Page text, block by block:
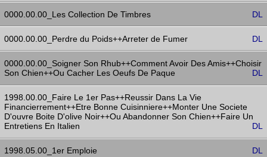
0000.00.00_Les Collection De Timbres DL
0000.00.00_Perdre du Poids++Arreter de Fumer DL
0000.00.00_Soigner Son Rhub++Comment Avoir Des Amis++Choisir
Son Chien++Ou Cacher Les Oeufs De Paque
DL
1998.00.00_Faire Le 1er Pas++Reussir Dans La Vie
Financierrement++Etre Bonne Cuisinniere++Monter Une Societe
D'ouvre Boite D'olive Noir++Ou Abandonner Son Chien++Faire Un
Entretiens En Italien
DL
1998.05.00_1er Emploie DL